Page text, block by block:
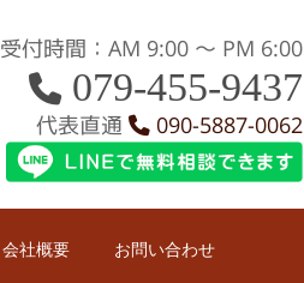
受付時間：AM 9:00 〜 PM 6:00
079-455-9437
代表直通 090-5887-0062
会社概要 お問い合わせ